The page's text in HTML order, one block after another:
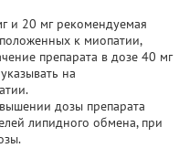
и 20 мг рекомендуемая
к миопатии,
препарата в дозе 40 мг
на
дозы препарата
липидного обмена, при